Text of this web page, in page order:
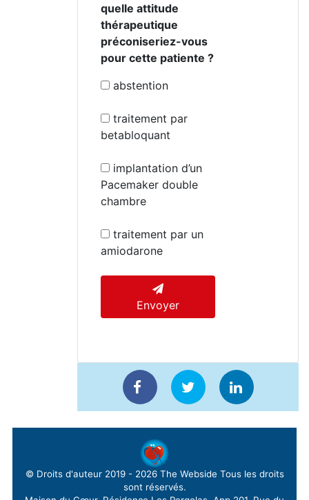
quelle attitude
thérapeutique
préconiseriez-vous
pour cette patiente ?
abstention
traitement par
betabloquant
implantation d’un
Pacemaker double
chambre
traitement par un
amiodarone
Envoyer
© Droits d'auteur 2019 - 2026 The Webside Tous les droits
sont réservés.